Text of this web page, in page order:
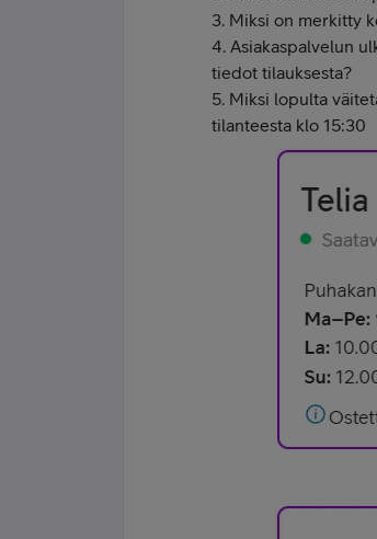
3. Miksi on merkitty
4. Asiakaspalvelun
tiedot tilauksesta?
5. Miksi lopulta
tilanteesta klo 15:30